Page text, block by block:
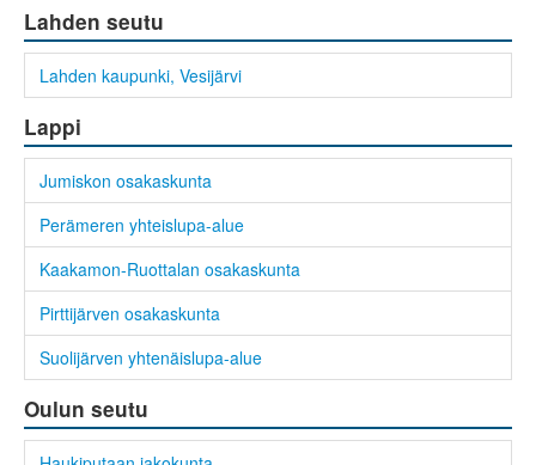
Lahden seutu
Lahden kaupunki, Vesijärvi
Lappi
Jumiskon osakaskunta
Perämeren yhteislupa-alue
Kaakamon-Ruottalan osakaskunta
Pirttijärven osakaskunta
Suolijärven yhtenäislupa-alue
Oulun seutu